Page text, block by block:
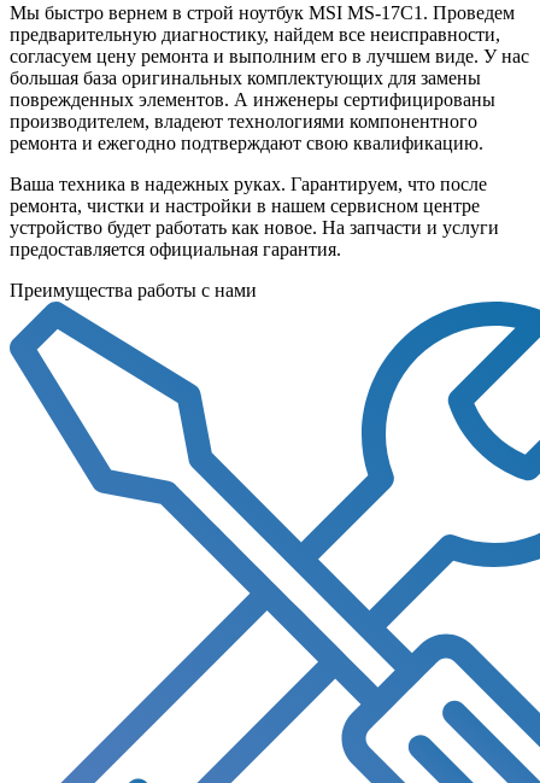
Мы быстро вернем в строй ноутбук MSI MS-17C1. Проведем
предварительную диагностику, найдем все неисправности,
согласуем цену ремонта и выполним его в лучшем виде. У нас
большая база оригинальных комплектующих для замены
поврежденных элементов. А инженеры сертифицированы
производителем, владеют технологиями компонентного
ремонта и ежегодно подтверждают свою квалификацию.
Ваша техника в надежных руках. Гарантируем, что после
ремонта, чистки и настройки в нашем сервисном центре
устройство будет работать как новое. На запчасти и услуги
предоставляется официальная гарантия.
Преимущества работы с нами